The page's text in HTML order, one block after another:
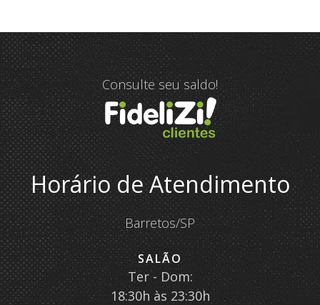
Consulte seu saldo!
Horário de Atendimento
Barretos/SP
SALÃO
Ter - Dom:
18:30h às 23:30h